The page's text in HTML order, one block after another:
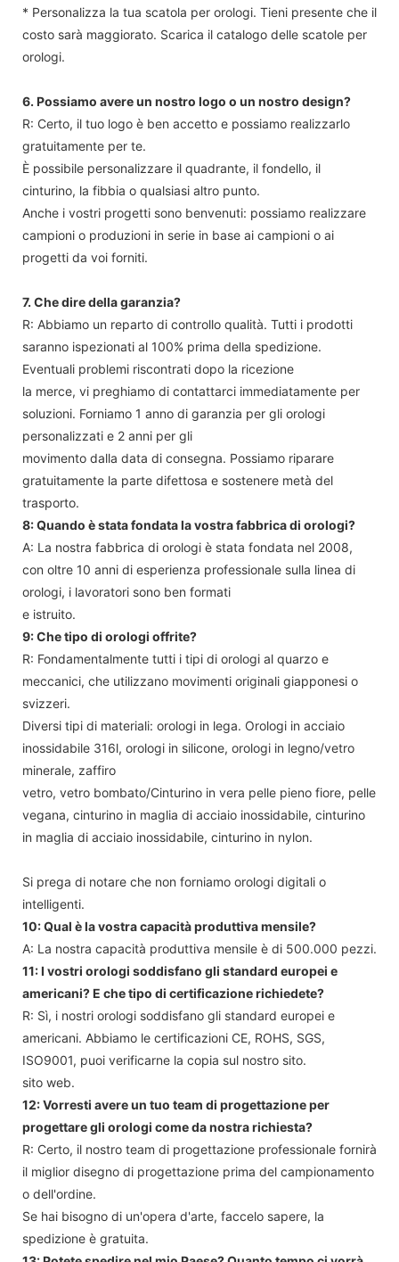
* Personalizza la tua scatola per orologi. Tieni presente che il
costo sarà maggiorato. Scarica il catalogo delle scatole per
orologi.
6. Possiamo avere un nostro logo o un nostro design?
R: Certo, il tuo logo è ben accetto e possiamo realizzarlo
gratuitamente per te.
È possibile personalizzare il quadrante, il fondello, il
cinturino, la fibbia o qualsiasi altro punto.
Anche i vostri progetti sono benvenuti: possiamo realizzare
campioni o produzioni in serie in base ai campioni o ai
progetti da voi forniti.
7. Che dire della garanzia?
R: Abbiamo un reparto di controllo qualità. Tutti i prodotti
saranno ispezionati al 100% prima della spedizione.
Eventuali problemi riscontrati dopo la ricezione
la merce, vi preghiamo di contattarci immediatamente per
soluzioni. Forniamo 1 anno di garanzia per gli orologi
personalizzati e 2 anni per gli
movimento dalla data di consegna. Possiamo riparare
gratuitamente la parte difettosa e sostenere metà del
trasporto.
8: Quando è stata fondata la vostra fabbrica di orologi?
A: La nostra fabbrica di orologi è stata fondata nel 2008,
con oltre 10 anni di esperienza professionale sulla linea di
orologi, i lavoratori sono ben formati
e istruito.
9: Che tipo di orologi offrite?
R: Fondamentalmente tutti i tipi di orologi al quarzo e
meccanici, che utilizzano movimenti originali giapponesi o
svizzeri.
Diversi tipi di materiali: orologi in lega. Orologi in acciaio
inossidabile 316l, orologi in silicone, orologi in legno/vetro
minerale, zaffiro
vetro, vetro bombato/Cinturino in vera pelle pieno fiore, pelle
vegana, cinturino in maglia di acciaio inossidabile, cinturino
in maglia di acciaio inossidabile, cinturino in nylon.
Si prega di notare che non forniamo orologi digitali o
intelligenti.
10: Qual è la vostra capacità produttiva mensile?
A: La nostra capacità produttiva mensile è di 500.000 pezzi.
11: I vostri orologi soddisfano gli standard europei e
americani? E che tipo di certificazione richiedete?
R: Sì, i nostri orologi soddisfano gli standard europei e
americani. Abbiamo le certificazioni CE, ROHS, SGS,
ISO9001, puoi verificarne la copia sul nostro sito.
sito web.
12: Vorresti avere un tuo team di progettazione per
progettare gli orologi come da nostra richiesta?
R: Certo, il nostro team di progettazione professionale fornirà
il miglior disegno di progettazione prima del campionamento
o dell'ordine.
Se hai bisogno di un'opera d'arte, faccelo sapere, la
spedizione è gratuita.